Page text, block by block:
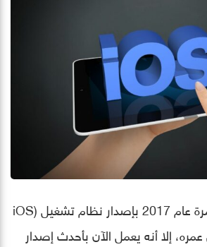
ظهر آيفون X لأول مرة عام 2017 بإصدار نظام تشغيل (iOS
عمره، إلا أنه يعمل الآن بأحدث إصدار